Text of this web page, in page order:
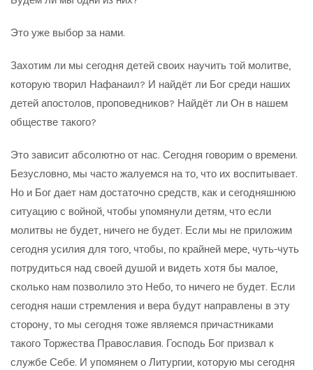
Это уже выбор за нами.
Захотим ли мы сегодня детей своих научить той молитве,
которую творил Нафанаил? И найдёт ли Бог среди наших
детей апостолов, проповедников? Найдёт ли Он в нашем
обществе такого?
Это зависит абсолютно от нас. Сегодня говорим о времени.
Безусловно, мы часто жалуемся на то, что их воспитывает.
Но и Бог дает нам достаточно средств, как и сегодняшнюю
ситуацию с войной, чтобы упомянули детям, что если
молитвы не будет, ничего не будет. Если мы не приложим
сегодня усилия для того, чтобы, по крайней мере, чуть-чуть
потрудиться над своей душой и видеть хотя бы малое,
сколько нам позволило это Небо, то ничего не будет. Если
сегодня наши стремления и вера будут направлены в эту
сторону, то мы сегодня тоже являемся причастниками
такого Торжества Православия. Господь Бог призвал к
службе Себе. И упомянем о Литургии, которую мы сегодня